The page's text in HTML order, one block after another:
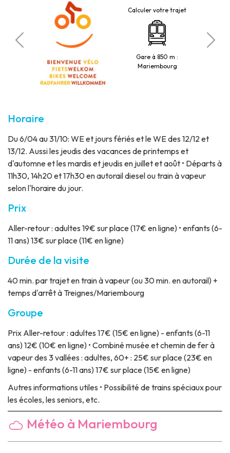
Calculer votre trajet
Gare à 850 m :
Mariembourg
Horaire
Du 6/04 au 31/10: WE et jours fériés et le WE des 12/12 et
13/12. Aussi les jeudis des vacances de printemps et
d'automne et les mardis et jeudis en juillet et août • Départs à
11h30, 14h20 et 17h30 en autorail diesel ou train à vapeur
selon l'horaire du jour.
Prix
Aller-retour : adultes 19€ sur place (17€ en ligne) • enfants (6-
11 ans) 13€ sur place (11€ en ligne)
Durée de la visite
40 min. par trajet en train à vapeur (ou 30 min. en autorail) +
temps d'arrêt à Treignes/Mariembourg
Groupe
Prix Aller-retour : adultes 17€ (15€ en ligne) - enfants (6-11
ans) 12€ (10€ en ligne) • Combiné musée et chemin de fer à
vapeur des 3 vallées : adultes, 60+ : 25€ sur place (23€ en
ligne) - enfants (6-11 ans) 17€ sur place (15€ en ligne)
Autres informations utiles • Possibilité de trains spéciaux pour
les écoles, les seniors, etc.
Météo à Mariembourg